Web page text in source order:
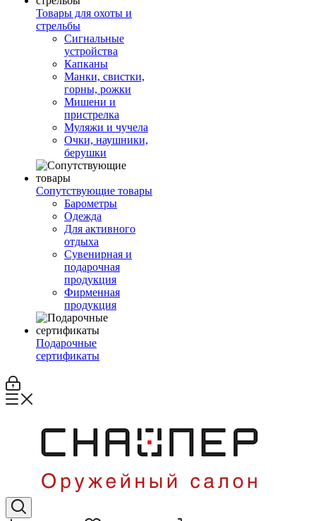
Товары для охоты и
стрельбы
Сигнальные
устройства
Капканы
Манки, свистки,
горны, рожки
Мишени и
пристрелка
Муляжи и чучела
Очки, наушники,
берушки
Сопутствующие товары
Барометры
Одежда
Для активного
отдыха
Сувенирная и
подарочная
продукция
Фирменная
продукция
Подарочные
сертификаты